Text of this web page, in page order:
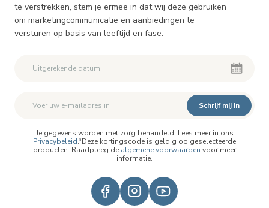
te verstrekken, stem je ermee in dat wij deze gebruiken
om marketingcommunicatie en aanbiedingen te
versturen op basis van leeftijd en fase.
Schrijf mij in
Je gegevens worden met zorg behandeld. Lees meer in ons
Privacybeleid.*Deze kortingscode is geldig op geselecteerde
producten. Raadpleeg de algemene voorwaarden voor meer
informatie.